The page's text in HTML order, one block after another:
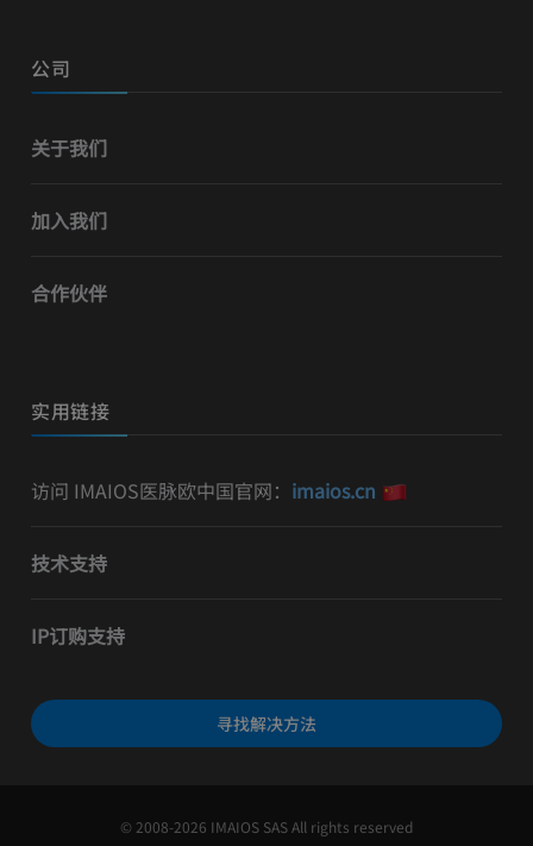
公司
关于我们
加入我们
合作伙伴
实用链接
访问 IMAIOS医脉欧中国官网： imaios.cn
技术支持
IP订购支持
寻找解决方法
© 2008-2026 IMAIOS SAS All rights reserved